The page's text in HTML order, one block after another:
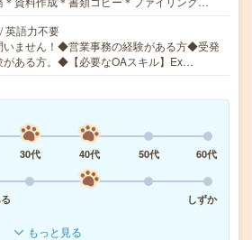
英語力不要
ません！◆営業事務の経験がある方◆受発
がある方。◆【必要なOAスキル】Ex…
30代 40代 50代
60代
しずか
もっと見る